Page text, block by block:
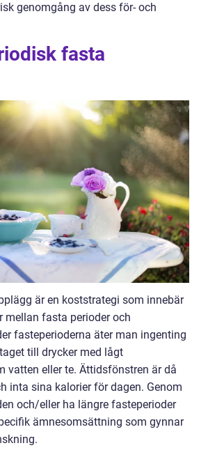
genomgång av dess för- och
fasta
är en koststrategi som innebär
mellan fasta perioder och
fasteperioderna äter man ingenting
till drycker med lågt
vatten eller te. Ättidsfönstren är då
inta sina kalorier för dagen. Genom
och/eller ha längre fasteperioder
ämnesomsättning som gynnar